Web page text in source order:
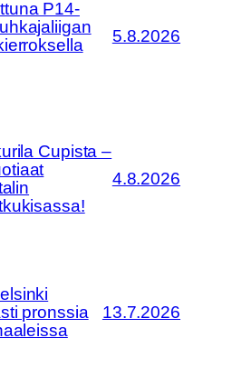
P14-
5.8.2026
Cupista –
4.8.2026
pronssia
13.7.2026